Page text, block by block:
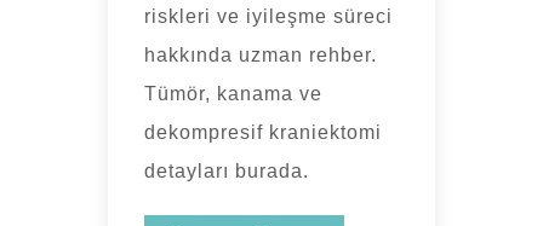
riskleri ve iyileşme süreci
hakkında uzman rehber.
Tümör, kanama ve
dekompresif kraniektomi
detayları burada.